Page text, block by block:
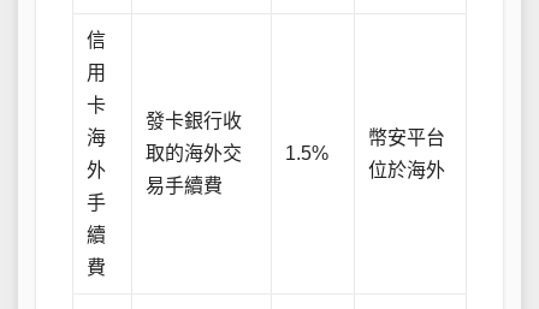
信
用
卡
海
外
手
續
費
發卡銀行收
取的海外交
易手續費
1.5%
幣安平台
位於海外